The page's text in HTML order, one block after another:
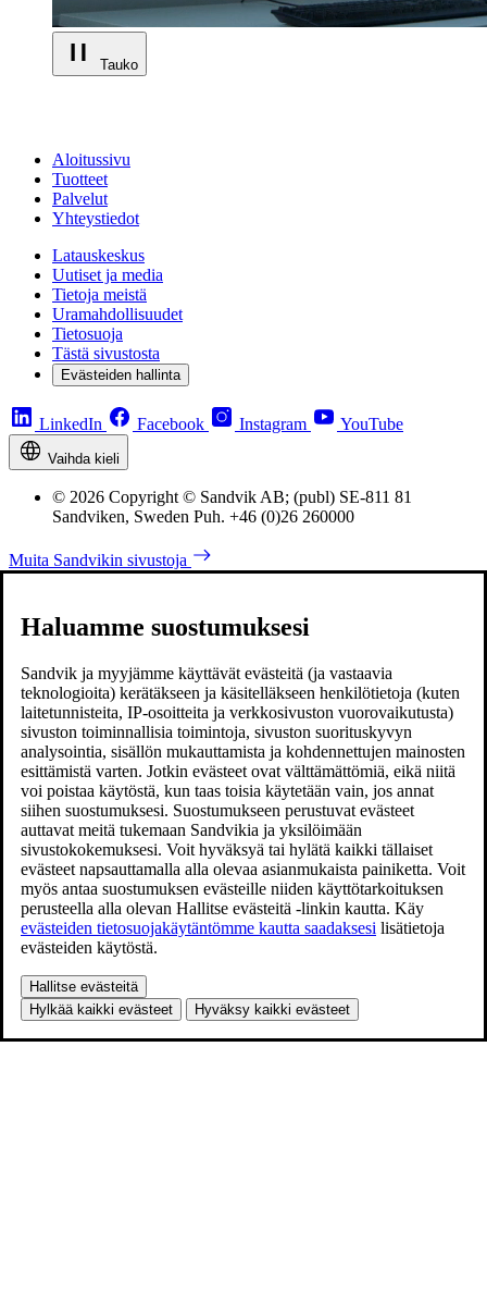
Tauko
Aloitussivu
Tuotteet
Palvelut
Yhteystiedot
Latauskeskus
Uutiset ja media
Tietoja meistä
Uramahdollisuudet
Tietosuoja
Tästä sivustosta
Evästeiden hallinta
LinkedIn Facebook Instagram YouTube
Vaihda kieli
© 2026 Copyright © Sandvik AB; (publ) SE-811 81
Sandviken, Sweden Puh. +46 (0)26 260000
Muita Sandvikin sivustoja
Haluamme suostumuksesi
Sandvik ja myyjämme käyttävät evästeitä (ja vastaavia
teknologioita) kerätäkseen ja käsitelläkseen henkilötietoja (kuten
laitetunnisteita, IP-osoitteita ja verkkosivuston vuorovaikutusta)
sivuston toiminnallisia toimintoja, sivuston suorituskyvyn
analysointia, sisällön mukauttamista ja kohdennettujen mainosten
esittämistä varten. Jotkin evästeet ovat välttämättömiä, eikä niitä
voi poistaa käytöstä, kun taas toisia käytetään vain, jos annat
siihen suostumuksesi. Suostumukseen perustuvat evästeet
auttavat meitä tukemaan Sandvikia ja yksilöimään
sivustokokemuksesi. Voit hyväksyä tai hylätä kaikki tällaiset
evästeet napsauttamalla alla olevaa asianmukaista painiketta. Voit
myös antaa suostumuksen evästeille niiden käyttötarkoituksen
perusteella alla olevan Hallitse evästeitä -linkin kautta. Käy
evästeiden tietosuojakäytäntömme kautta saadaksesi lisätietoja
evästeiden käytöstä.
Hallitse evästeitä
Hylkää kaikki evästeet
Hyväksy kaikki evästeet